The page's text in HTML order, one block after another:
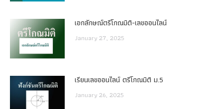
เอกลักษณ์ตรีโกณมิติ-เลขออนไลน์
January 27, 2025
เรียนเลขออนไลน์ ตรีโกณมิติ ม.5
January 26, 2025